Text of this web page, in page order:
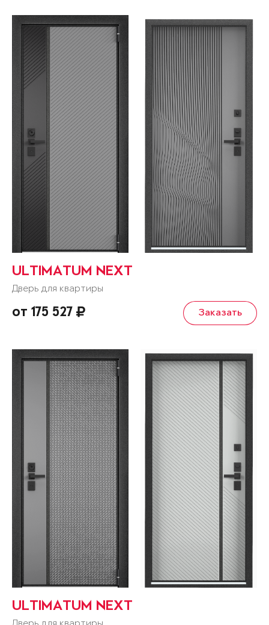
ULTIMATUM NEXT
Дверь для квартиры
от 175 527 Заказать
ULTIMATUM NEXT